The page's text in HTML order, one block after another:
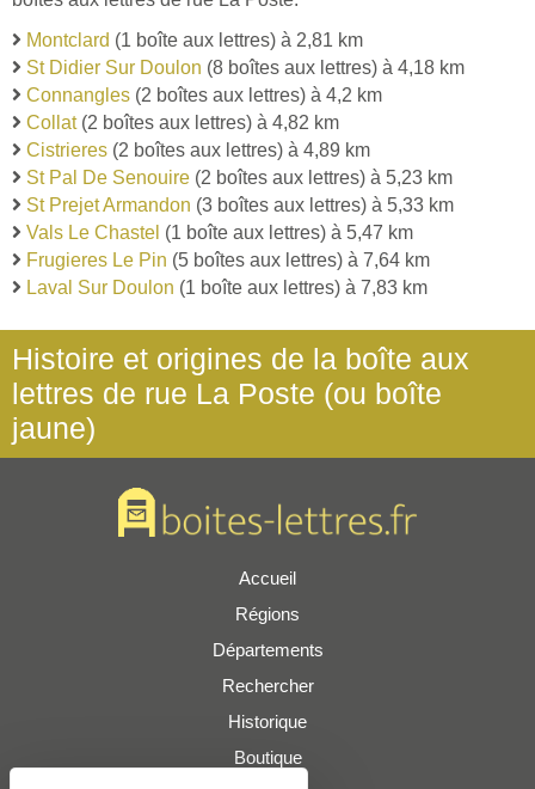
Montclard (1 boîte aux lettres) à 2,81 km
St Didier Sur Doulon (8 boîtes aux lettres) à 4,18 km
Connangles (2 boîtes aux lettres) à 4,2 km
Collat(2 boîtes aux lettres) à 4,82 km
Cistrieres (2 boîtes aux lettres) à 4,89 km
St Pal De Senouire (2 boîtes aux lettres) à 5,23 km
St Prejet Armandon (3 boîtes aux lettres) à 5,33 km
Vals Le Chastel (1 boîte aux lettres) à 5,47 km
Frugieres Le Pin (5 boîtes aux lettres) à 7,64 km
Laval Sur Doulon (1 boîte aux lettres) à 7,83 km
Histoire et origines de la boîte aux
lettres de rue La Poste (ou boîte
jaune)
Accueil
Régions
Départements
Rechercher
Historique
Boutique